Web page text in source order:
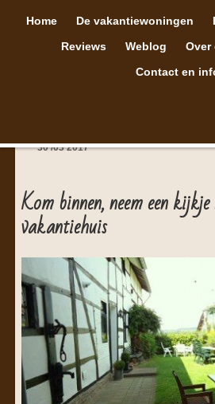
Home De vakantiewoningen
Reviews
Weblog Over
Contact en
30 /03 2017
Kom binnen, neem een
vakantiehuis